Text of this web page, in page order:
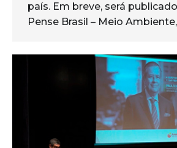
país. Em breve, será
Pense Brasil – Meio